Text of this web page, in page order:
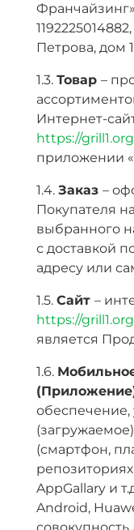
Петрова, дом
1.3. Товар –
Интернет-
https://grill1.org
приложении
1.4. Заказ –
Покупателя
выбранного
с доставкой
адресу или
1.5. Сайт –
https://grill1.org
является
1.6.
обеспечение,
(смартфон,
AppGallary и
Android,